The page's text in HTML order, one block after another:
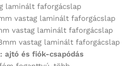
laminált faforgácslap
vastag laminált faforgácslap
vastag laminált faforgácslap
vastag laminált faforgácslap
: ajtó és fiók-csapódás